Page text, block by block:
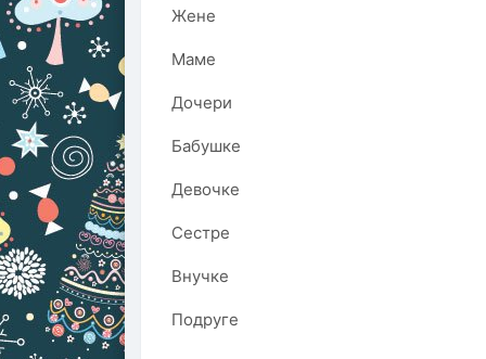
Жене
Маме
Дочери
Бабушке
Девочке
Сестре
Внучке
Подруге